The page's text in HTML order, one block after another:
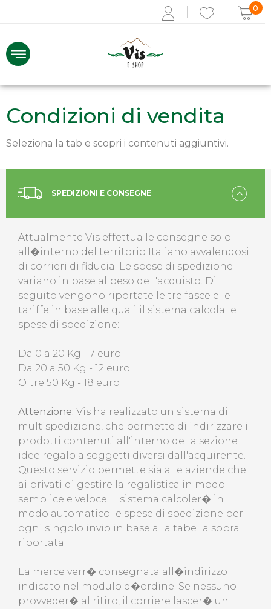
Condizioni di vendita
Seleziona la tab e scopri i contenuti aggiuntivi.
SPEDIZIONI E CONSEGNE
Attualmente Vis effettua le consegne solo
all�interno del territorio Italiano avvalendosi
di corrieri di fiducia. Le spese di spedizione
variano in base al peso dell'acquisto. Di
seguito vengono riportate le tre fasce e le
tariffe in base alle quali il sistema calcola le
spese di spedizione:
Da 0 a 20 Kg - 7 euro
Da 20 a 50 Kg - 12 euro
Oltre 50 Kg - 18 euro
Attenzione: Vis ha realizzato un sistema di
multispedizione, che permette di indirizzare i
prodotti contenuti all'interno della sezione
idee regalo a soggetti diversi dall'acquirente.
Questo servizio permette sia alle aziende che
ai privati di gestire la regalistica in modo
semplice e veloce. Il sistema calcoler� in
modo automatico le spese di spedizione per
ogni singolo invio in base alla tabella sopra
riportata.
La merce verr� consegnata all�indirizzo
indicato nel modulo d�ordine. Se nessuno
provveder� al ritiro, il corriere lascer� un
ACCEDI
0